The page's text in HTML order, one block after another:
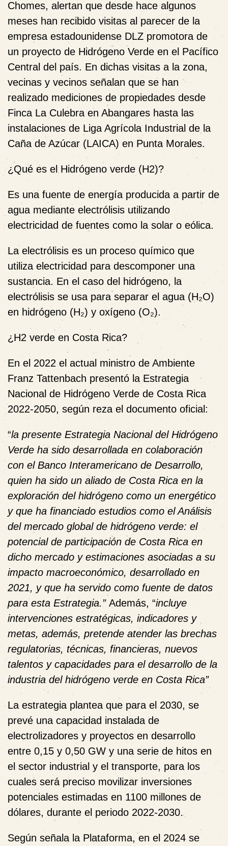
Chomes, alertan que desde hace algunos
meses han recibido visitas al parecer de la
empresa estadounidense DLZ promotora de
un proyecto de Hidrógeno Verde en el Pacífico
Central del país. En dichas visitas a la zona,
vecinas y vecinos señalan que se han
realizado mediciones de propiedades desde
Finca La Culebra en Abangares hasta las
instalaciones de Liga Agrícola Industrial de la
Caña de Azúcar (LAICA) en Punta Morales.
¿Qué es el Hidrógeno verde (H2)?
Es una fuente de energía producida a partir de
agua mediante electrólisis utilizando
electricidad de fuentes como la solar o eólica.
La electrólisis es un proceso químico que
utiliza electricidad para descomponer una
sustancia. En el caso del hidrógeno, la
electrólisis se usa para separar el agua (H₂O)
en hidrógeno (H₂) y oxígeno (O₂).
¿H2 verde en Costa Rica?
En el 2022 el actual ministro de Ambiente
Franz Tattenbach presentó laEstrategia
Nacional de Hidrógeno Verde de Costa Rica
2022-2050, según reza el documento oficial :
“la presente Estrategia Nacional del Hidrógeno
Verde ha sido desarrollada en colaboración
con el Banco Interamericano de Desarrollo,
quien ha sido un aliado de Costa Rica en la
exploración del hidrógeno como un energético
y que ha financiado estudios como el Análisis
del mercado global de hidrógeno verde: el
potencial de participación de Costa Rica en
dicho mercado y estimaciones asociadas a su
impacto macroeconómico, desarrollado en
2021, y que ha servido como fuente de datos
para esta Estrategia.” Además, “incluye
intervenciones estratégicas, indicadores y
metas, además, pretende atender las brechas
regulatorias, técnicas, financieras, nuevos
talentos y capacidades para el desarrollo de la
industria del hidrógeno verde en Costa Rica”
La estrategia plantea que para el 2030, se
prevé una capacidad instalada de
electrolizadores y proyectos en desarrollo
entre 0,15 y 0,50 GW y una serie de hitos en
el sector industrial y el transporte, para los
cuales será preciso movilizar inversiones
potenciales estimadas en 1100 millones de
dólares, durante el periodo 2022-2030.
Según señala la Plataforma, en el 2024 se